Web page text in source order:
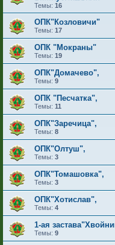
Темы: 16
ОПК"Козловичи"
Темы: 17
ОПК "Мокраны"
Темы: 19
ОПК"Домачево",
Темы: 9
ОПК "Песчатка",
Темы: 11
ОПК"Заречица",
Темы: 8
ОПК"Олтуш",
Темы: 3
ОПК"Томашовка",
Темы: 3
ОПК"Хотислав",
Темы: 4
1-ая
Темы: 9